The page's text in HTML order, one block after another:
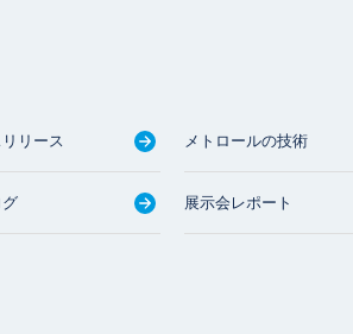
リース メトロールの技術
展示会レポート